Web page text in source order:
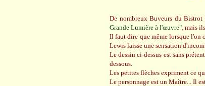
De nombreux Buveurs du
Grande Lumière à l'œuvre", mais
Il faut dire que même lorsque l'on
Lewis laisse une sensation
Le dessin ci-dessus est sans
dessous.
Les petites flèches expriment ce
Le personnage est un Maître... Il